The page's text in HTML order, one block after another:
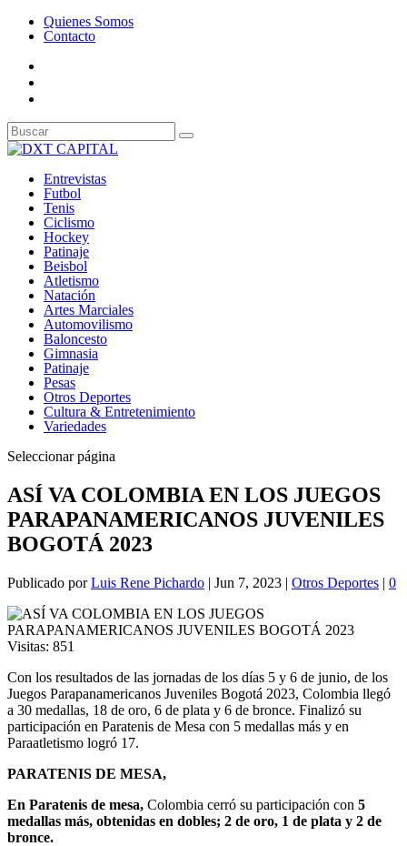
Quienes Somos
Contacto
Entrevistas
Futbol
Tenis
Ciclismo
Hockey
Patinaje
Beisbol
Atletismo
Natación
Artes Marciales
Automovilismo
Baloncesto
Gimnasia
Patinaje
Pesas
Otros Deportes
Cultura & Entretenimiento
Variedades
Seleccionar página
ASÍ VA COLOMBIA EN LOS JUEGOS
PARAPANAMERICANOS JUVENILES
BOGOTÁ 2023
Publicado porLuis Rene Pichardo | Jun 7, 2023 | Otros Deportes | 0
Visitas: 851
Con los resultados de las jornadas de los días 5 y 6 de junio, de los
Juegos Parapanamericanos Juveniles Bogotá 2023, Colombia llegó
a 30 medallas, 18 de oro, 6 de plata y 6 de bronce. Finalizó su
participación en Paratenis de Mesa con 5 medallas más y en
Paraatletismo logró 17.
PARATENIS DE MESA,
En Paratenis de mesa, Colombia cerró su participación con 5
medallas más, obtenidas en dobles; 2 de oro, 1 de plata y 2 de
bronce.